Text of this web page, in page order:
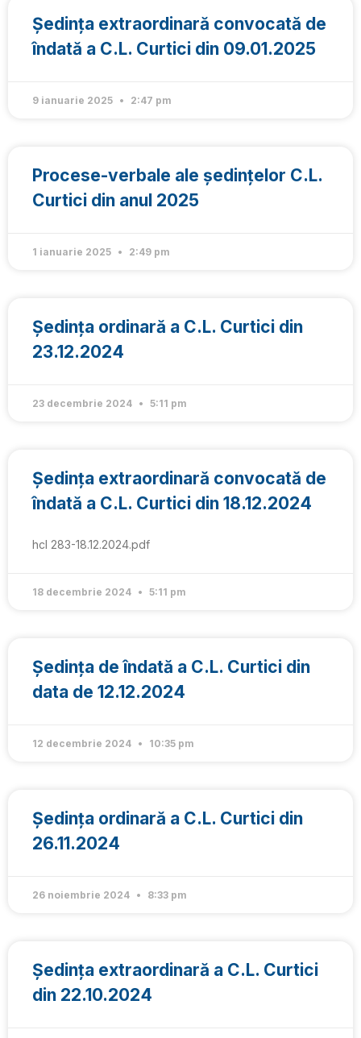
Ședința extraordinară convocată de
îndată a C.L. Curtici din 09.01.2025
9 ianuarie 2025 2:47 pm
Procese-verbale ale ședințelor C.L.
Curtici din anul 2025
1 ianuarie 2025 2:49 pm
Ședința ordinară a C.L. Curtici din
23.12.2024
23 decembrie 2024 5:11 pm
Ședința extraordinară convocată de
îndată a C.L. Curtici din 18.12.2024
hcl 283-18.12.2024.pdf
18 decembrie 2024 5:11 pm
Ședința de îndată a C.L. Curtici din
data de 12.12.2024
12 decembrie 2024 10:35 pm
Ședința ordinară a C.L. Curtici din
26.11.2024
26 noiembrie 2024 8:33 pm
Ședința extraordinară a C.L. Curtici
din 22.10.2024